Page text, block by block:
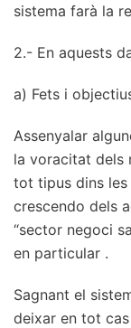
sistema farà la
2.- En aquests
a) Fets i
Assenyalar
la voracitat dels
tot tipus dins
crescendo dels
“sector negoci
en particular .
Sagnant el
deixar en tot